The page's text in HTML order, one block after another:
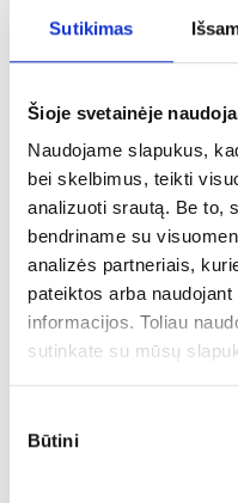
Sutikimas
Šioje svetainėje
Naudojame slapukus,
bei skelbimus, teikti
analizuoti srautą. Be to,
bendriname su
analizės partneriais,
pateiktos arba
informacijos. Toliau
sutinkate su mūsų
pasirinkimas
Būtini
Kainoraštis
Pakartotinė gydytojo
Gydytojo urologo
Gydytojo urologo
Pakartotinė gydytojo
€
Gydytojai,